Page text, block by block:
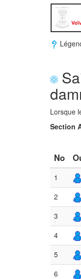
Lorsque
Section
No
1
2
3
4
5
6